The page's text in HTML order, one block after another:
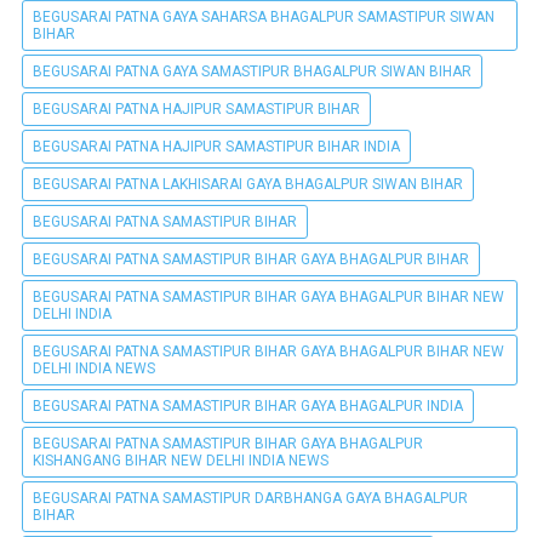
BEGUSARAI PATNA GAYA SAHARSA BHAGALPUR SAMASTIPUR SIWAN
BIHAR
BEGUSARAI PATNA GAYA SAMASTIPUR BHAGALPUR SIWAN BIHAR
BEGUSARAI PATNA HAJIPUR SAMASTIPUR BIHAR
BEGUSARAI PATNA HAJIPUR SAMASTIPUR BIHAR INDIA
BEGUSARAI PATNA LAKHISARAI GAYA BHAGALPUR SIWAN BIHAR
BEGUSARAI PATNA SAMASTIPUR BIHAR
BEGUSARAI PATNA SAMASTIPUR BIHAR GAYA BHAGALPUR BIHAR
BEGUSARAI PATNA SAMASTIPUR BIHAR GAYA BHAGALPUR BIHAR NEW
DELHI INDIA
BEGUSARAI PATNA SAMASTIPUR BIHAR GAYA BHAGALPUR BIHAR NEW
DELHI INDIA NEWS
BEGUSARAI PATNA SAMASTIPUR BIHAR GAYA BHAGALPUR INDIA
BEGUSARAI PATNA SAMASTIPUR BIHAR GAYA BHAGALPUR
KISHANGANG BIHAR NEW DELHI INDIA NEWS
BEGUSARAI PATNA SAMASTIPUR DARBHANGA GAYA BHAGALPUR
BIHAR